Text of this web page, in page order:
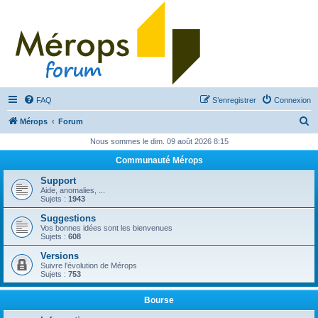
FAQ Connexion
S’enregistrer
Mérops Forum
h
r
Nous sommes le dim. 09 août 2026 8:15
Communauté Mérops
Support
Aide, anomalies, ...
Sujets : 1943
Suggestions
Vos bonnes idées sont les bienvenues
Sujets : 608
Versions
Suivre l'évolution de Mérops
Sujets : 753
Bourse